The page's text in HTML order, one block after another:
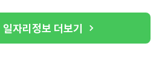
일자리정보 더보기